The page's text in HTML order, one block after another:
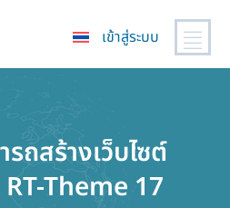
เข้าสู่ระบบ
ถสร้างเว็บไซต์
Theme 17